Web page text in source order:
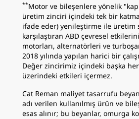
**Motor ve bileşenlere yönelik
üretim zinciri içindeki tek bir
ifade eder) yenileştirme ile üretim
karşılaştıran ABD çevresel
motorları, alternatörleri ve
2018 yılında yapılan harici bir
Değer zincirimiz içindeki başka
üzerindeki etkileri içermez.
Cat Reman maliyet tasarrufu
adı verilen kullanılmış ürün ve
esas alınır; bu beyanlar, omurga